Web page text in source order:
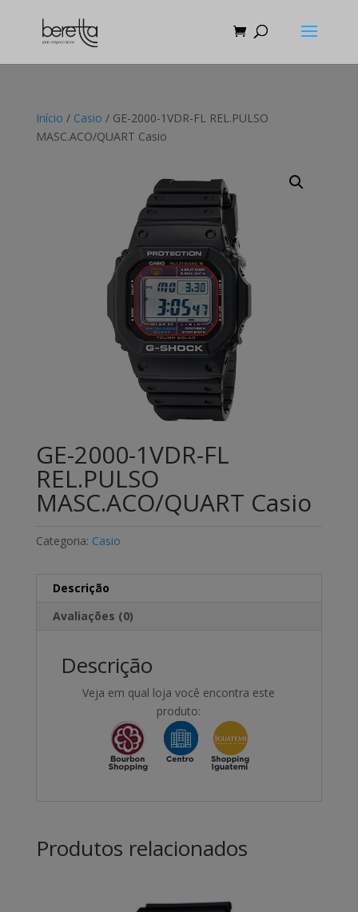
Início / Casio / GE-2000-1VDR-FL REL.PULSO
MASC.ACO/QUART Casio
GE-2000-1VDR-FL
REL.PULSO
MASC.ACO/QUART Casio
Categoria: Casio
Descrição
Avaliações (0)
Descrição
Veja em qual loja você encontra este
produto:
Produtos relacionados